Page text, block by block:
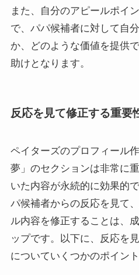
また、自分のアピールポイ
で、パパ候補者に対して自
か、どのような価値を提供
助けとなります。
反応を見て修正する重要
ペイターズのプロフィール
夢」のセクションは非常に
いた内容が永続的に効果的
パ候補者からの反応を見て
ル内容を修正することは、
ップです。以下に、反応を
についていくつかのポイン